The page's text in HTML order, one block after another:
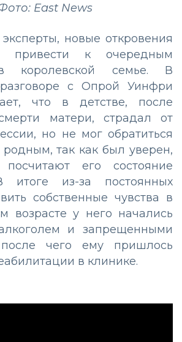
East News
новые откровения
привести к очередным
королевской семье. В
с Опрой Уинфри
что в детстве, после
матери, страдал от
но не мог обратиться
так как был уверен,
его состояние
итоге из-за постоянных
собственные чувства в
возрасте у него начались
и запрещенными
чего ему пришлось
в клинике.